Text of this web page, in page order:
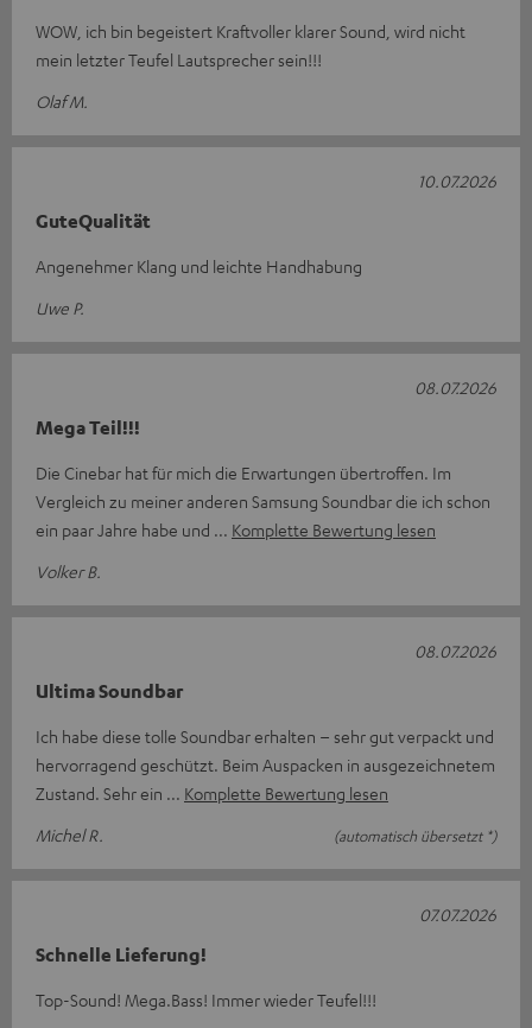
WOW, ich bin begeistert Kraftvoller klarer Sound, wird nicht
mein letzter Teufel Lautsprecher sein!!!
Olaf M.
GuteQualität
Angenehmer Klang und leichte Handhabung
Uwe P.
10.07.2026
Mega Teil!!!
Die Cinebar hat für mich die Erwartungen übertroffen. Im
Vergleich zu meiner anderen Samsung Soundbar die ich schon
ein paar Jahre habe und
Komplette Bewertung lesen
Volker B.
08.07.2026
Ultima Soundbar
Ich habe diese tolle Soundbar erhalten – sehr gut verpackt und
hervorragend geschützt. Beim Auspacken in ausgezeichnetem
Zustand. Sehr ein
Komplette Bewertung lesen
Michel R.
(automatisch übersetzt *)
08.07.2026
Schnelle Lieferung!
Top-Sound! Mega.Bass! Immer wieder Teufel!!!
07.07.2026